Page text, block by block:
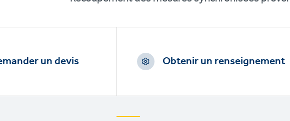
un devis Obtenir un renseignement